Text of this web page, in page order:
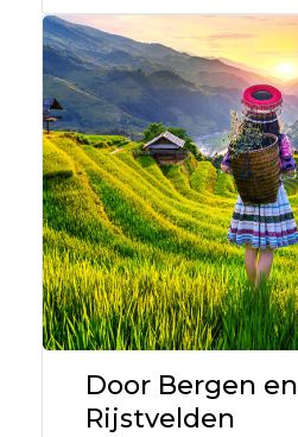
Door Bergen en
Rijstvelden